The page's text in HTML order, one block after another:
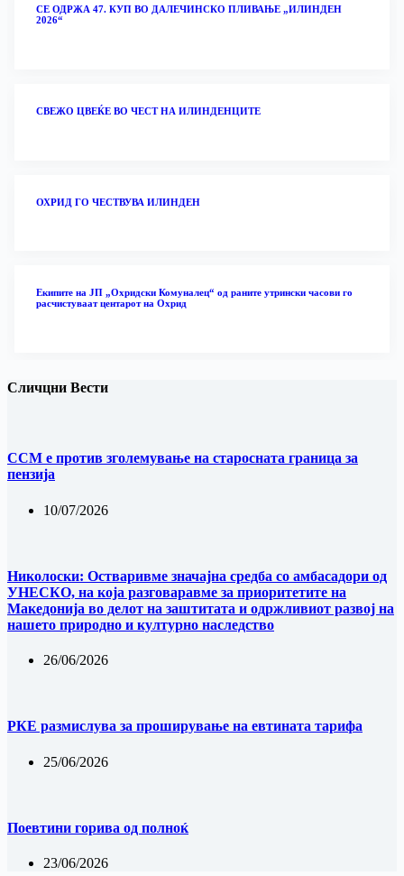
СЕ ОДРЖА 47. КУП ВО ДАЛЕЧИНСКО ПЛИВАЊЕ „ИЛИНДЕН
2026“
‎СВЕЖО ЦВЕЌЕ ВО ЧЕСТ НА ИЛИНДЕНЦИТЕ
ОХРИД ГО ЧЕСТВУВА ИЛИНДЕН
Екипите на ЈП „Охридски Комуналец“ од раните утрински часови го
расчистуваат центарот на Охрид
Сличцни Вести
ССМ е против зголемување на старосната граница за
пензија
10/07/2026
Николоски: Остваривме значајна средба со амбасадори од
УНЕСКО, на која разговаравме за приоритетите на
Македонија во делот на заштитата и одржливиот развој на
нашето природно и културно наследство
26/06/2026
РКЕ размислува за проширување на евтината тарифа
25/06/2026
Поевтини горива од полноќ
23/06/2026